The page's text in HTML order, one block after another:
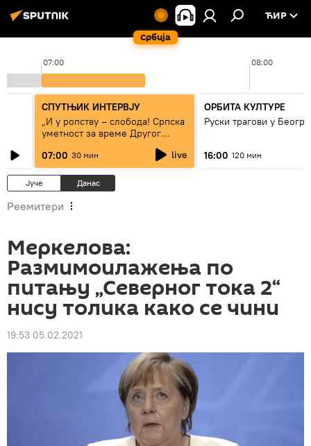
Србија
ЋИР
07:00 08:00
СПУТЊИК ИНТЕРВЈУ
„И у ропству – слобода! Српска
уметност за време Другог
07:00 30 мин live
ОРБИТА КУЛТУРЕ
Руски трагови у
16:00 120 мин
Јуче Данас
Реемитери
Меркелова:
Размимоилажења по
питању „Северног тока 2“
нису толика како се чини
19:53 05.02.2021